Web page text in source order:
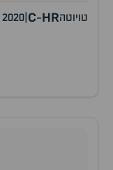
טויוטה C-HR
2020